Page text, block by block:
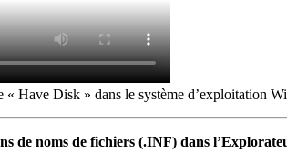
Have Disk » dans le système d’exploitation
de noms de fichiers (.INF) dans